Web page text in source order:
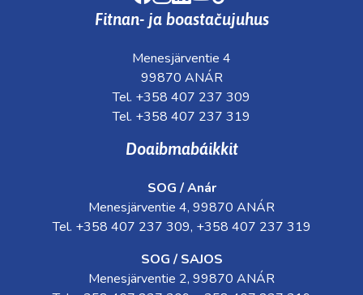
Fitnan- ja boastačujuhus
Menesjärventie 4
99870 ANÁR
Tel. +358 407 237 309
Tel. +358 407 237 319
Doaibmabáikkit
SOG / Anár
Menesjärventie 4, 99870 ANÁR
Tel. +358 407 237 309, +358 407 237 319
SOG / SAJOS
Menesjärventie 2, 99870 ANÁR